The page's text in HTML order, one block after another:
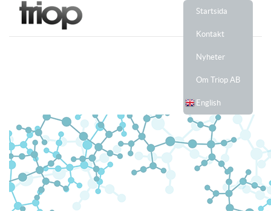
Startsida
Kontakt
Nyheter
Om Triop AB
English